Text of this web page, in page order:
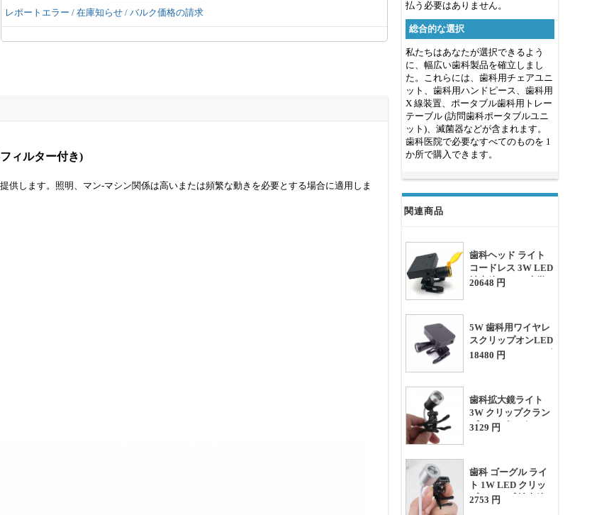
払う必要はありません。
総合的な選択
私たちはあなたが選択できるよう
に、幅広い歯科製品を確立しまし
た。これらには、歯科用チェアユニ
ット、歯科用ハンドピース、歯科用
X 線装置、ポータブル歯科用トレー
テーブル (訪問歯科ポータブルユニ
ット)、滅菌器などが含まれます。
歯科医院で必要なすべてのものを 1
か所で購入できます。
関連商品
歯科ヘッド ライト
コードレス 3W LED
拡大鏡ライト(光学
20648 円
5W 歯科用ワイヤレ
スクリップオンLED
ヘッドライト（マグ
18480 円
歯科拡大鏡ライト
3W クリップクラン
プ LEDゴーグル ラ
3129 円
歯科 ゴーグル ライ
ト 1W LED クリッ
プクランプ 拡大鏡ラ
2753 円
レポートエラー / 在庫知らせ / バルク価格の請求
ィルター付き)
します。照明、マン-マシン関係は高いまたは頻繁な動きを必要とする場合に適用しま